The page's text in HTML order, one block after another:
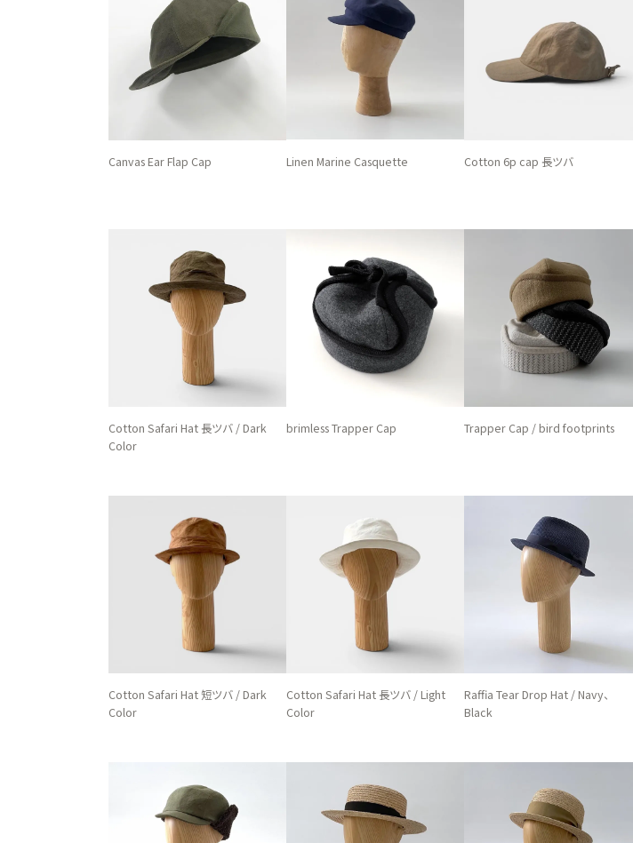
Canvas Ear Flap Cap Linen Marine Casquette Cotton 6p cap 長ツバ
Cotton Safari Hat 長ツバ / Dark
Color
brimless Trapper Cap Trapper Cap / bird footprints
Cotton Safari Hat 短ツバ / Dark
Color
Cotton Safari Hat 長ツバ / Light
Color
Raffia Tear Drop Hat / Navy、
Black